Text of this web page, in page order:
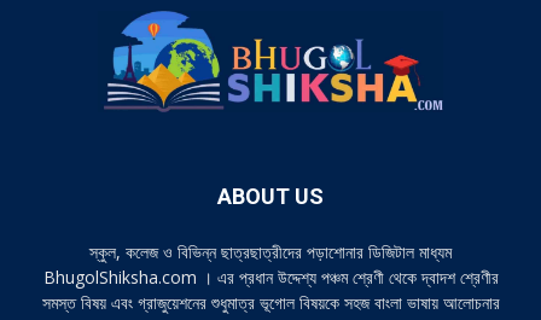
ABOUT US
স্কুল, কলেজ ও বিভিন্ন ছাত্রছাত্রীদের পড়াশোনার ডিজিটাল মাধ্যম
BhugolShiksha.com । এর প্রধান উদ্দেশ্য পঞ্চম শ্রেণী থেকে দ্বাদশ শ্রেণীর
সমস্ত বিষয় এবং গ্রাজুয়েশনের শুধুমাত্র ভূগোল বিষয়কে সহজ বাংলা ভাষায় আলোচনার